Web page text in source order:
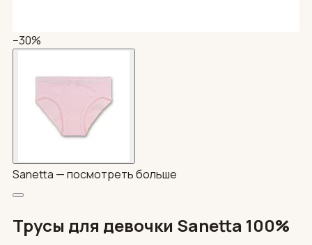
−30%
Sanetta —посмотреть больше
Трусы для девочки Sanetta 100%